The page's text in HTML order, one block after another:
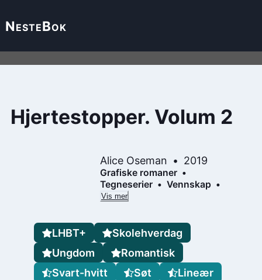
NesteBok
Hjertestopper. Volum 2
Alice Oseman 2019
Grafiske romaner
Tegneserier
Vennskap
Vis mer
LHBT+
Skolehverdag
Ungdom
Romantisk
Svart-hvitt
Søt Lineær